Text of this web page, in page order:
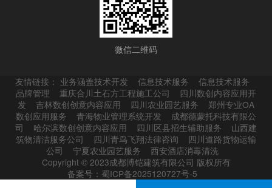
微信二维码
友情链接： 业务涵盖技术开发 信息技术服务
信息技术服务
品牌管理
重庆合川土石方工程施工公司
四川数创内容应用开
发
吉林数创创意内容应用 四川农业园艺服务
郑州专业OA
数创应用服务
青海物业管理系统开发
成都德蒙托科技有限公
司
哈尔滨数创创意内容应用 四川区县招生辅助服务
山西建
筑物清洁服务公司
四川青鸟飞翔法律咨询
四川道路货物运输
公司
宁夏农业园艺服务
西安酒店消毒清洗
Copyright © 2023成都博铠建筑有限公司 版权所有
备案号：蜀ICP备2025120727号-5